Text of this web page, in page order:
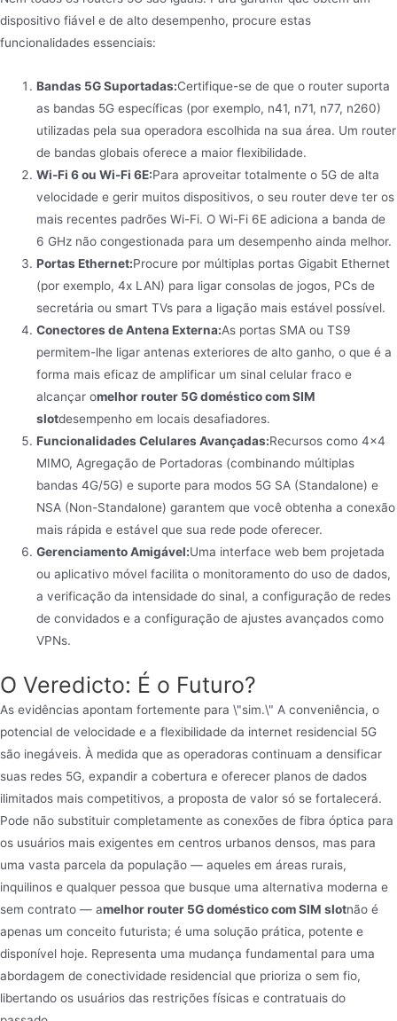
dispositivo fiável e de alto desempenho, procure estas
funcionalidades essenciais:
Bandas 5G Suportadas:Certifique-se de que o router suporta
as bandas 5G específicas (por exemplo, n41, n71, n77, n260)
utilizadas pela sua operadora escolhida na sua área. Um router
de bandas globais oferece a maior flexibilidade.
Wi-Fi 6 ou Wi-Fi 6E:Para aproveitar totalmente o 5G de alta
velocidade e gerir muitos dispositivos, o seu router deve ter os
mais recentes padrões Wi-Fi. O Wi-Fi 6E adiciona a banda de
6 GHz não congestionada para um desempenho ainda melhor.
Portas Ethernet:Procure por múltiplas portas Gigabit Ethernet
(por exemplo, 4x LAN) para ligar consolas de jogos, PCs de
secretária ou smart TVs para a ligação mais estável possível.
Conectores de Antena Externa:As portas SMA ou TS9
permitem-lhe ligar antenas exteriores de alto ganho, o que é a
forma mais eficaz de amplificar um sinal celular fraco e
alcançar omelhor router 5G doméstico com SIM
slotdesempenho em locais desafiadores.
Funcionalidades Celulares Avançadas:Recursos como 4×4
MIMO, Agregação de Portadoras (combinando múltiplas
bandas 4G/5G) e suporte para modos 5G SA (Standalone) e
NSA (Non-Standalone) garantem que você obtenha a conexão
mais rápida e estável que sua rede pode oferecer.
Gerenciamento Amigável:Uma interface web bem projetada
ou aplicativo móvel facilita o monitoramento do uso de dados,
a verificação da intensidade do sinal, a configuração de redes
de convidados e a configuração de ajustes avançados como
VPNs.
O Veredicto: É o Futuro?
As evidências apontam fortemente para \"sim.\" A conveniência, o
potencial de velocidade e a flexibilidade da internet residencial 5G
são inegáveis. À medida que as operadoras continuam a densificar
suas redes 5G, expandir a cobertura e oferecer planos de dados
ilimitados mais competitivos, a proposta de valor só se fortalecerá.
Pode não substituir completamente as conexões de fibra óptica para
os usuários mais exigentes em centros urbanos densos, mas para
uma vasta parcela da população — aqueles em áreas rurais,
inquilinos e qualquer pessoa que busque uma alternativa moderna e
sem contrato — amelhor router 5G doméstico com SIM slotnão é
apenas um conceito futurista; é uma solução prática, potente e
disponível hoje. Representa uma mudança fundamental para uma
abordagem de conectividade residencial que prioriza o sem fio,
libertando os usuários das restrições físicas e contratuais do